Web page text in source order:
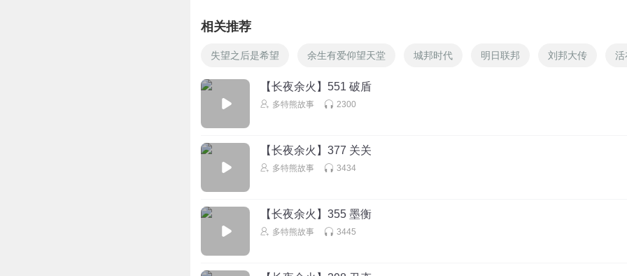
相关推荐
失望之后是希望 余生有爱仰望天堂 城邦时代 明日联邦 刘邦大传 活
【长夜余火】551 破盾
多特熊故事 2300
【长夜余火】377 关关
多特熊故事 3434
【长夜余火】355 墨衡
多特熊故事 3445